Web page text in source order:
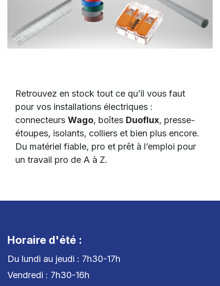
Retrouvez en stock tout ce qu’il vous faut
pour vos installations électriques :
connecteurs Wago, boîtes Duoflux, presse-
étoupes, isolants, colliers et bien plus encore.
Du matériel fiable, pro et prêt à l’emploi pour
un travail pro de A à Z.
Horaire d'été :
Du lundi au jeudi : 7h30-17h
Vendredi : 7h30-16h